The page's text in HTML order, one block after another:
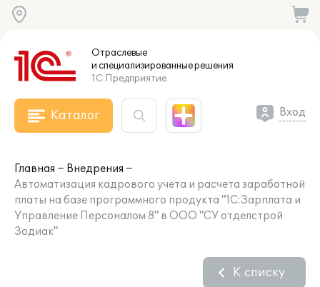
Отраслевые
и специализированныерешения
1С:Предприятие
Каталог Вход
Главная
Внедрения
Автоматизация кадрового учета и расчета заработной
платы на базе программного продукта "1С:Зарплата и
Управление Персоналом 8" в ООО "СУ отделстрой
Зодиак"
К списку